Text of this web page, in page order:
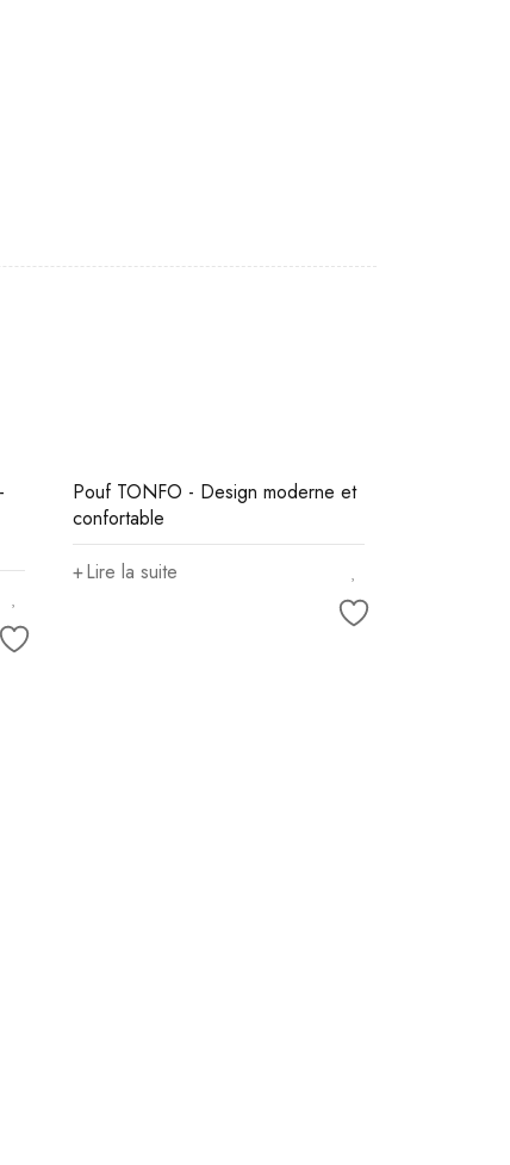
Pouf TONFO - Design moderne et
confortable
Lire la suite